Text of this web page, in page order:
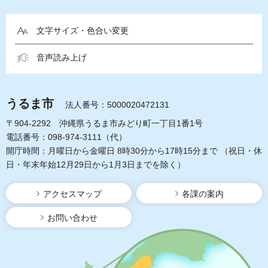
文字サイズ・色合い変更
音声読み上げ
うるま市
法人番号：5000020472131
〒904-2292 沖縄県うるま市みどり町一丁目1番1号
電話番号：098-974-3111（代）
開庁時間：月曜日から金曜日 8時30分から17時15分まで
（祝日・休
日・年末年始12月29日から1月3日までを除く）
アクセスマップ 各課の案内
お問い合わせ